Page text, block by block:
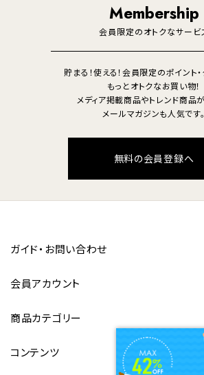
Membership
会員限定のオトクなサービ
貯まる！使える！会員限定のポイント
もっとオトクなお買い物！
メディア掲載商品やトレンド商品
メールマガジンも人気です。
無料の会員登録へ
ガイド・お問い合わせ
会員アカウント
商品カテゴリー
コンテンツ